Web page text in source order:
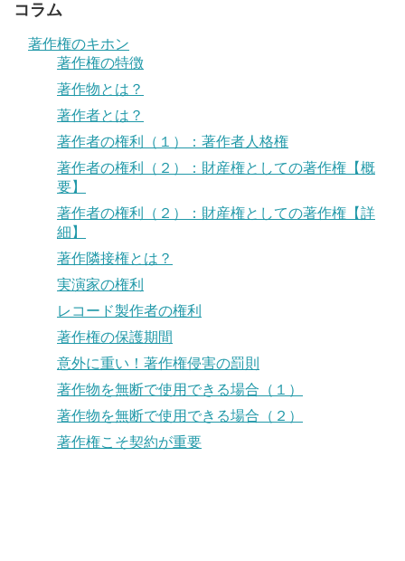
コラム
著作権のキホン
著作権の特徴
著作物とは？
著作者とは？
著作者の権利（１）：著作者人格権
著作者の権利（２）：財産権としての著作権【概
要】
著作者の権利（２）：財産権としての著作権【詳
細】
著作隣接権とは？
実演家の権利
レコード製作者の権利
著作権の保護期間
意外に重い！著作権侵害の罰則
著作物を無断で使用できる場合（１）
著作物を無断で使用できる場合（２）
著作権こそ契約が重要